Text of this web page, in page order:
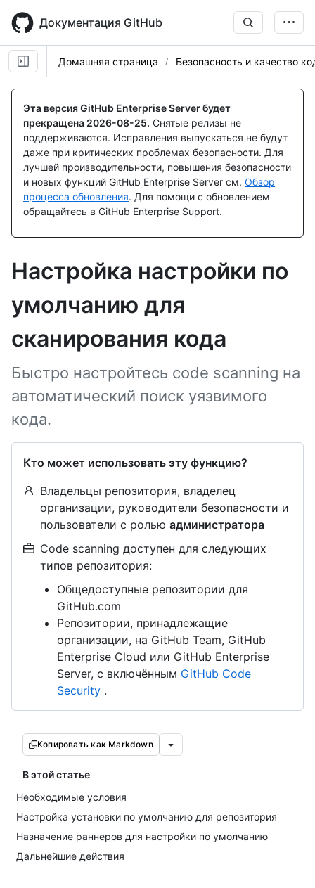
main
content
Документация GitHub
Домашняя страница Безопасность и качество
Эта версия GitHub Enterprise Server будет
прекращена 2026-08-25. Снятые релизы не
поддерживаются. Исправления выпускаться не будут
даже при критических проблемах безопасности. Для
лучшей производительности, повышения безопасности
и новых функций GitHub Enterprise Server см. Обзор
процесса обновления. Для помощи с обновлением
обращайтесь в GitHub Enterprise Support.
Настройка настройки по
умолчанию для
сканирования кода
Быстро настройтесь code scanning на
автоматический поиск уязвимого
кода.
Кто может использовать эту функцию?
Владельцы репозитория, владелец
организации, руководители безопасности и
пользователи с ролью администратора
Code scanning доступен для следующих
типов репозитория:
Общедоступные репозитории для
GitHub.com
Репозитории, принадлежащие
организации, на GitHub Team, GitHub
Enterprise Cloud или GitHub Enterprise
Server, с включённым GitHub Code
Security .
Копировать как Markdown
В этой статье
Необходимые условия
Настройка установки по умолчанию для репозитория
Назначение раннеров для настройки по умолчанию
Дальнейшие действия